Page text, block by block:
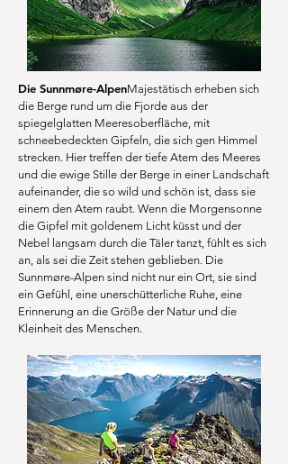
Die Sunnmøre-AlpenMajestätisch erheben sich
die Berge rund um die Fjorde aus der
spiegelglatten Meeresoberfläche, mit
schneebedeckten Gipfeln, die sich gen Himmel
strecken. Hier treffen der tiefe Atem des Meeres
und die ewige Stille der Berge in einer Landschaft
aufeinander, die so wild und schön ist, dass sie
einem den Atem raubt. Wenn die Morgensonne
die Gipfel mit goldenem Licht küsst und der
Nebel langsam durch die Täler tanzt, fühlt es sich
an, als sei die Zeit stehen geblieben. Die
Sunnmøre-Alpen sind nicht nur ein Ort, sie sind
ein Gefühl, eine unerschütterliche Ruhe, eine
Erinnerung an die Größe der Natur und die
Kleinheit des Menschen.